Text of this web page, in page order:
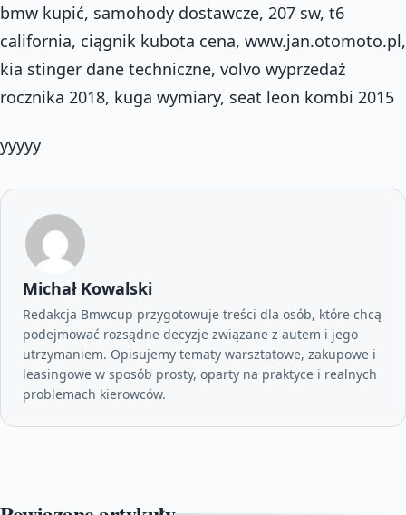
bmw kupić, samohody dostawcze, 207 sw, t6
california, ciągnik kubota cena, www.jan.otomoto.pl,
kia stinger dane techniczne, volvo wyprzedaż
rocznika 2018, kuga wymiary, seat leon kombi 2015
yyyyy
Michał Kowalski
Redakcja Bmwcup przygotowuje treści dla osób, które chcą
podejmować rozsądne decyzje związane z autem i jego
utrzymaniem. Opisujemy tematy warsztatowe, zakupowe i
leasingowe w sposób prosty, oparty na praktyce i realnych
problemach kierowców.